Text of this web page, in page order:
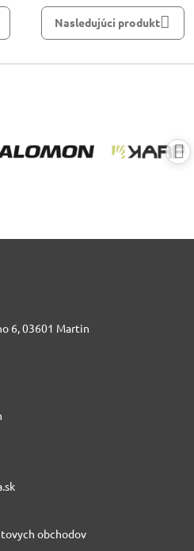
Nasledujúci produkt
6, 03601 Martin